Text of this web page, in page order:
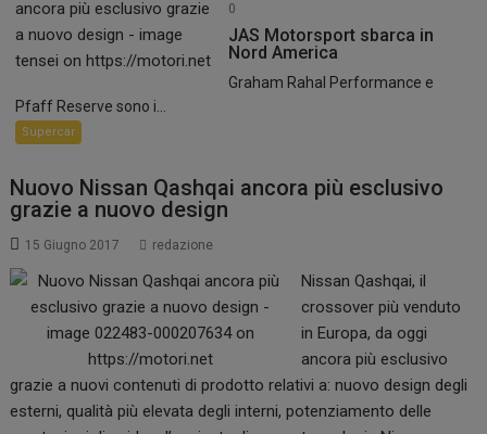
0
JAS Motorsport sbarca in
Nord America
Graham Rahal Performance e
Pfaff Reserve sono i...
Supercar
Nuovo Nissan Qashqai ancora più esclusivo
grazie a nuovo design
15 Giugno 2017 redazione
Nissan Qashqai, il
crossover più venduto
in Europa, da oggi
ancora più esclusivo
grazie a nuovi contenuti di prodotto relativi a: nuovo design degli
esterni, qualità più elevata degli interni, potenziamento delle